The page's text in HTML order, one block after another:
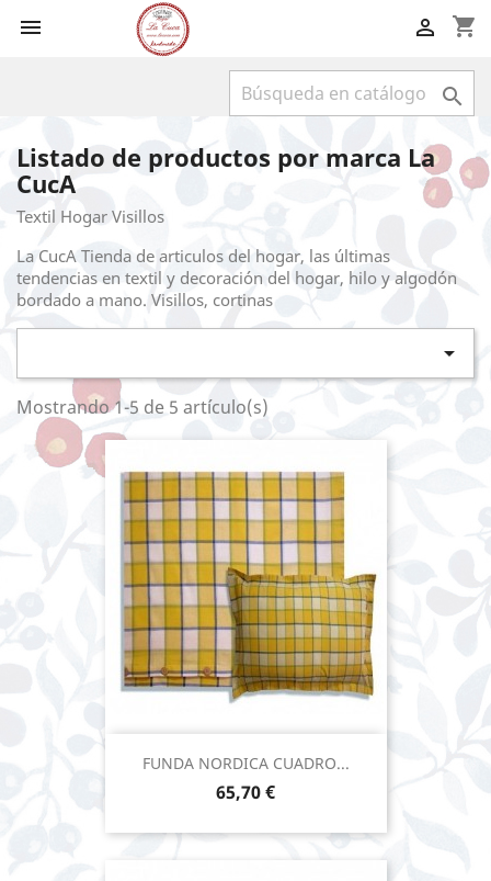
 shopping_cart


Listado de productos por marca La
CucA
Textil Hogar Visillos
La CucA Tienda de articulos del hogar, las últimas
tendencias en textil y decoración del hogar, hilo y algodón
bordado a mano. Visillos, cortinas

Mostrando 1-5 de 5 artículo(s)
FUNDA NORDICA CUADRO...
Precio
65,70 €